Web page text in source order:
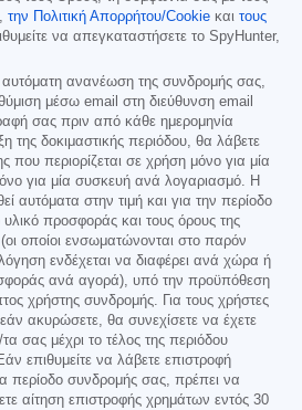
, την Πολιτική Απορρήτου/Cookie και τους
να απεγκαταστήσετε το SpyHunter,
αυτόματη ανανέωση της συνδρομής σας,
μέσω email στη διεύθυνση email
σας πριν από κάθε ημερομηνία
δοκιμαστικής περιόδου, θα λάβετε
που περιορίζεται σε χρήση μόνο για μία
για μία συσκευή ανά λογαριασμό. Η
αυτόματα στην τιμή και για την περίοδο
προσφοράς και τους όρους της
οποίοι ενσωματώνονται στο παρόν
ενδέχεται να διαφέρει ανά χώρα ή
ανά αγορά), υπό την προϋπόθεση
χρήστης συνδρομής. Για τους χρήστες
ακυρώσετε, θα συνεχίσετε να έχετε
σας μέχρι το τέλος της περιόδου
επιθυμείτε να λάβετε επιστροφή
περίοδο συνδρομής σας, πρέπει να
αίτηση επιστροφής χρημάτων εντός 30